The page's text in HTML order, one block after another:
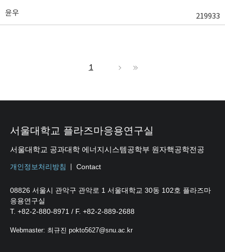
윤우 219933
1
서울대학교 플라즈마응용연구실
서울대학교 공과대학 에너지시스템공학부 원자핵공학전공
개인정보처리방침 Contact
08826 서울시 관악구 관악로 1 서울대학교 30동 102호 플라즈마
응용연구실
T. +82-2-880-8971 / F. +82-2-889-2688
Webmaster: 최규진 pokto5627@snu.ac.kr